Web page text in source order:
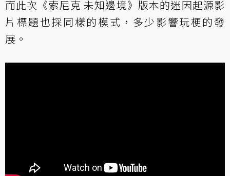
而此次《索尼克 未知邊境》版本的迷因起源影
片標題也採同樣的模式，多少影響玩梗的發
展。